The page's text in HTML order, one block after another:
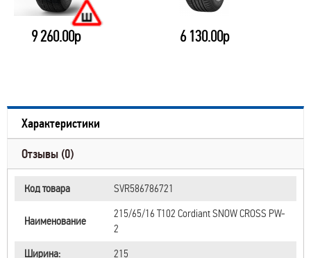
9 260.00р 6 130.00р
Характеристики
Отзывы (0)
Код товара SVR586786721
Наименование
215/65/16 T102 Cordiant SNOW CROSS PW-
2
Ширина:
215